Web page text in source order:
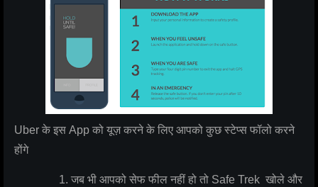
Uber के इस App को यूज़ करने के लिए आपको कुछ स्टेप्स फॉलो करने
होंगे
जब भी आपको सेफ फील नहीं हो तो Safe Trek खोले और